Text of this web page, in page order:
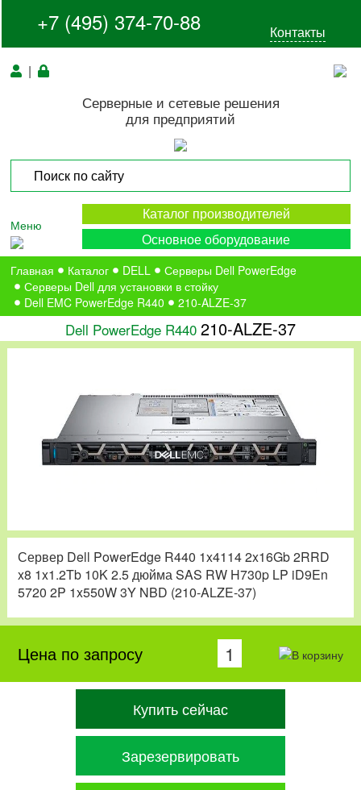
+7 (495) 374-70-88 Контакты
|
Серверные и сетевые решения
для предприятий
Меню
Каталог производителей
Основное оборудование
Главная Каталог DELL
Серверы Dell PowerEdge
Серверы Dell для установки в стойку
Dell EMC PowerEdge R440
210-ALZE-37
Dell PowerEdge R440 210-ALZE-37
Сервер Dell PowerEdge R440 1x4114 2x16Gb 2RRD
x8 1x1.2Tb 10K 2.5 дюйма SAS RW H730p LP iD9En
5720 2P 1x550W 3Y NBD (210-ALZE-37)
Цена по запросу
Купить сейчас
Зарезервировать